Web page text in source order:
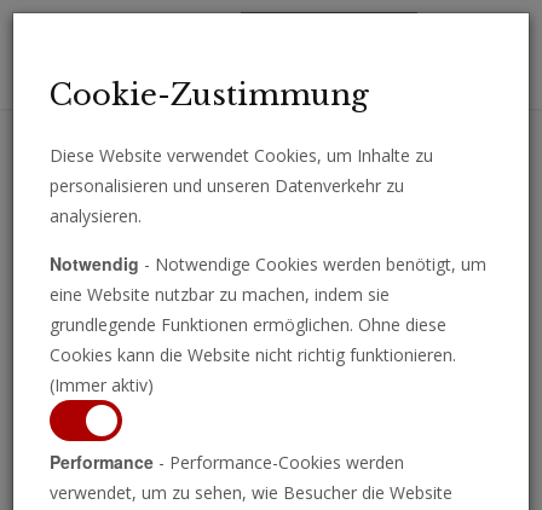
Erhalten Sie wichtige Analysen, Kommentare und Nachrichten
Programm ansehen
Cookie-Zustimmung
Diese Website verwendet Cookies, um Inhalte zu
personalisieren und unseren Datenverkehr zu
analysieren.
Notwendig - Notwendige Cookies werden benötigt, um
eine Website nutzbar zu machen, indem sie
grundlegende Funktionen ermöglichen. Ohne diese
Cookies kann die Website nicht richtig funktionieren.
(Immer aktiv)
Performance - Performance-Cookies werden
verwendet, um zu sehen, wie Besucher die Website